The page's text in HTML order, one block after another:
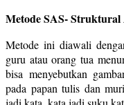
Metode SAS- Struktural
Metode ini diawali
guru atau orang tua
bisa menyebutkan
pada papan tulis dan